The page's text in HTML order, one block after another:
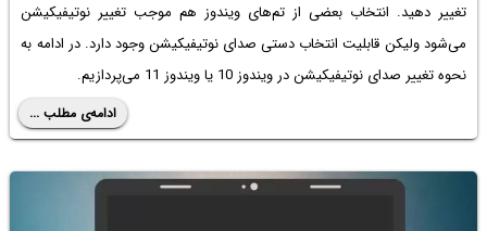
تغییر دهید. انتخاب بعضی از تم‌های ویندوز هم موجب تغییر نوتیفیکیشن
می‌شود ولیکن قابلیت انتخاب دستی صدای نوتیفیکیشن وجود دارد. در ادامه به
نحوه تغییر صدای نوتیفیکیشن در ویندوز 10 یا ویندوز 11 می‌پردازیم.
ادامه‌ی مطلب ...